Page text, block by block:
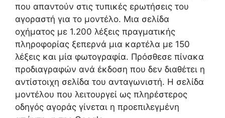
που απαντούν στις τυπικές ερωτήσεις του
αγοραστή για το μοντέλο. Μια σελίδα
οχήματος με 1.200 λέξεις πραγματικής
πληροφορίας ξεπερνά μια καρτέλα με 150
λέξεις και μία φωτογραφία. Πρόσθεσε πίνακα
προδιαγραφών ανά έκδοση που δεν διαθέτει η
αντίστοιχη σελίδα του ανταγωνιστή. Η σελίδα
μοντέλου που λειτουργεί ως πληρέστερος
οδηγός αγοράς γίνεται η προεπιλεγμένη